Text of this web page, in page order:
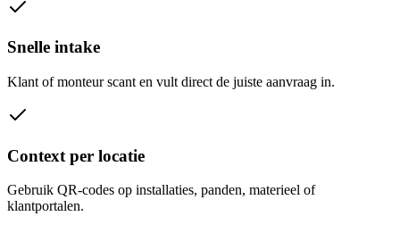
Snelle intake
Klant of monteur scant en vult direct de juiste aanvraag in.
Context per locatie
Gebruik QR-codes op installaties, panden, materieel of
klantportalen.